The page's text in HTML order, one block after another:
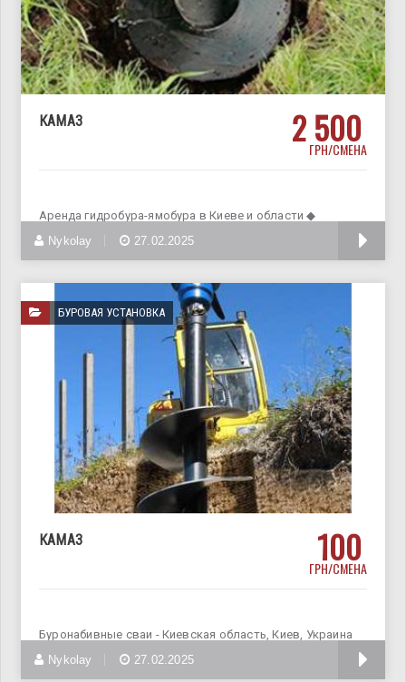
КАМАЗ 2 500
ГРН/СМЕНА
Аренда гидробура-ямобура в Киеве и области ◆
Диаметр отверстий в
Nykolay 27.02.2025
БУРОВАЯ УСТАНОВКА
КАМАЗ 100
ГРН/СМЕНА
Буронабивные сваи - Киевская область, Киев, Украина
Бурение под сваи
Nykolay 27.02.2025